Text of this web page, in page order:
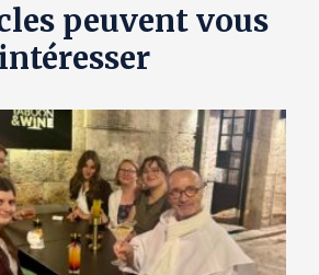
peuvent vous
intéresser